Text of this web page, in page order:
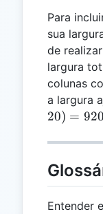
Para
sua
de
largura
colunas
a largura
20) = 920
Entender